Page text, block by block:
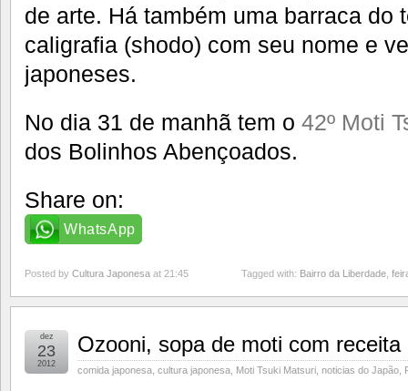
de arte. Há também uma barraca do
caligrafia (shodo) com seu nome e
japoneses.
No dia 31 de manhã tem o 42º Moti
dos Bolinhos Abençoados.
Share on:
WhatsApp
Posted by Cultura Japonesa at 21:45 Tagged with: Bairro da Liberdade
Ozooni, sopa de moti com
comida japonesa cultura japonesa Moti Tsuki Matsuri noticias do Japão
dez
23
2012